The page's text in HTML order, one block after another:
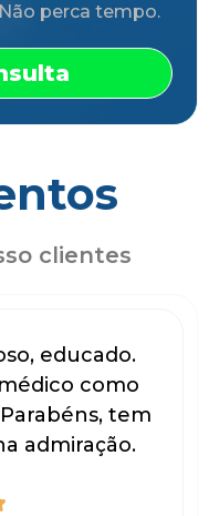
perca tempo.
clientes
educado.
como
tem
admiração.